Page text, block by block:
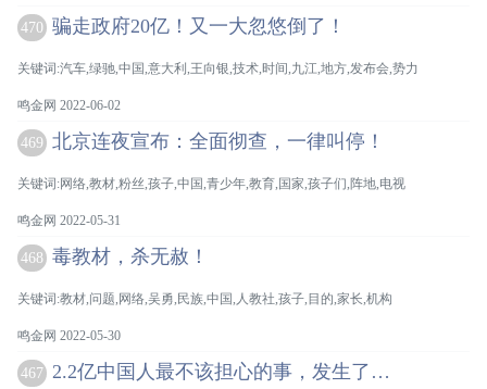
470 骗走政府20亿！又一大忽悠倒了！
关键词:汽车,绿驰,中国,意大利,王向银,技术,时间,九江,地方,发布会,势力
鸣金网 2022-06-02
469 北京连夜宣布：全面彻查，一律叫停！
关键词:网络,教材,粉丝,孩子,中国,青少年,教育,国家,孩子们,阵地,电视
鸣金网 2022-05-31
468 毒教材，杀无赦！
关键词:教材,问题,网络,吴勇,民族,中国,人教社,孩子,目的,家长,机构
鸣金网 2022-05-30
467 2.2亿中国人最不该担心的事，发生了…